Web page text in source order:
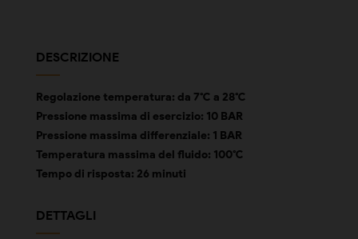
DESCRIZIONE
Regolazione temperatura: da 7°C a 28°C
Pressione massima di esercizio: 10 BAR
Pressione massima differenziale: 1 BAR
Temperatura massima del fluido: 100°C
Tempo di risposta: 26 minuti
DETTAGLI